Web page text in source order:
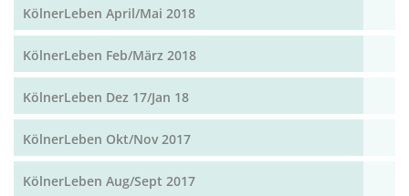
KölnerLeben April/Mai 2018
KölnerLeben Feb/März 2018
KölnerLeben Dez 17/Jan 18
KölnerLeben Okt/Nov 2017
KölnerLeben Aug/Sept 2017